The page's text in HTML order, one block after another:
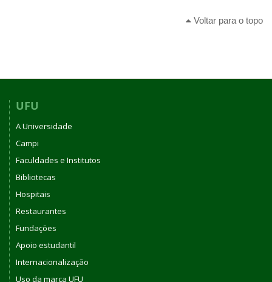
Voltar para o topo
UFU
A Universidade
Campi
Faculdades e Institutos
Bibliotecas
Hospitais
Restaurantes
Fundações
Apoio estudantil
Internacionalização
Uso da marca UFU